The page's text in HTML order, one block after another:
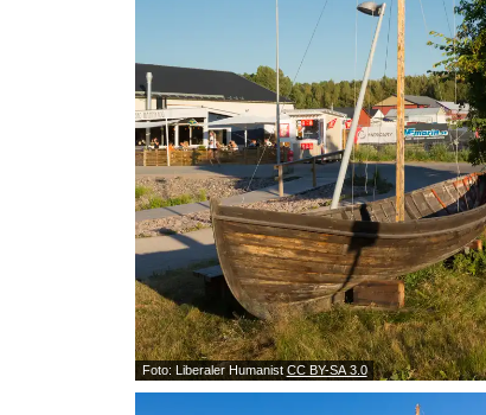
Foto: Liberaler Humanist CC BY-SA 3.0